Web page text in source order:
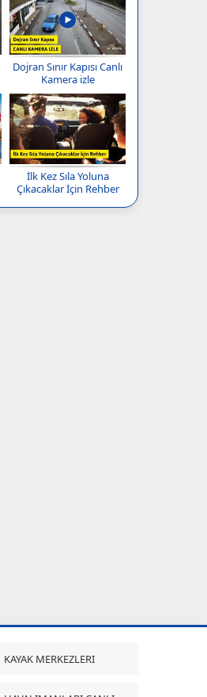
Dojran Sınır Kapısı Canlı
Kamera izle
İlk Kez Sıla Yoluna
Çıkacaklar İçin Rehber
KAYAK MERKEZLERI